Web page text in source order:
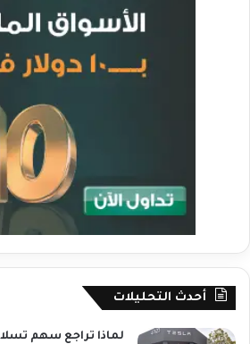
أحدث التحليلات
لماذا تراجع سهم تسلا